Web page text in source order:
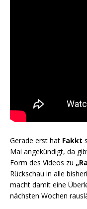
Gerade erst hat Fakkt
Mai angekündigt, da
Form des Videos zu
Rückschau in alle
macht damit eine
nächsten Wochen